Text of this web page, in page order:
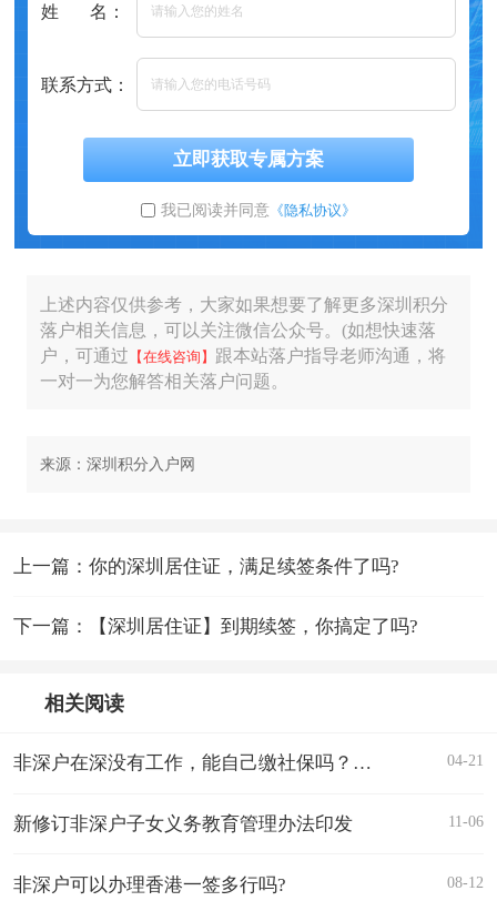
姓 名：
联系方式：
立即获取专属方案
我已阅读并同意 《隐私协议》
上述内容仅供参考，大家如果想要了解更多深圳积分
落户相关信息，可以关注微信公众号。(如想快速落
户，可通过 【在线咨询】 跟本站落户指导老师沟通，将
一对一为您解答相关落户问题。
来源：深圳积分入户网
上一篇：你的深圳居住证，满足续签条件了吗?
下一篇：【深圳居住证】到期续签，你搞定了吗?
相关阅读
非深户在深没有工作，能自己缴社保吗？如何缴？缴多少？可以申请积分入户？ 04-21
新修订非深户子女义务教育管理办法印发 11-06
非深户可以办理香港一签多行吗? 08-12